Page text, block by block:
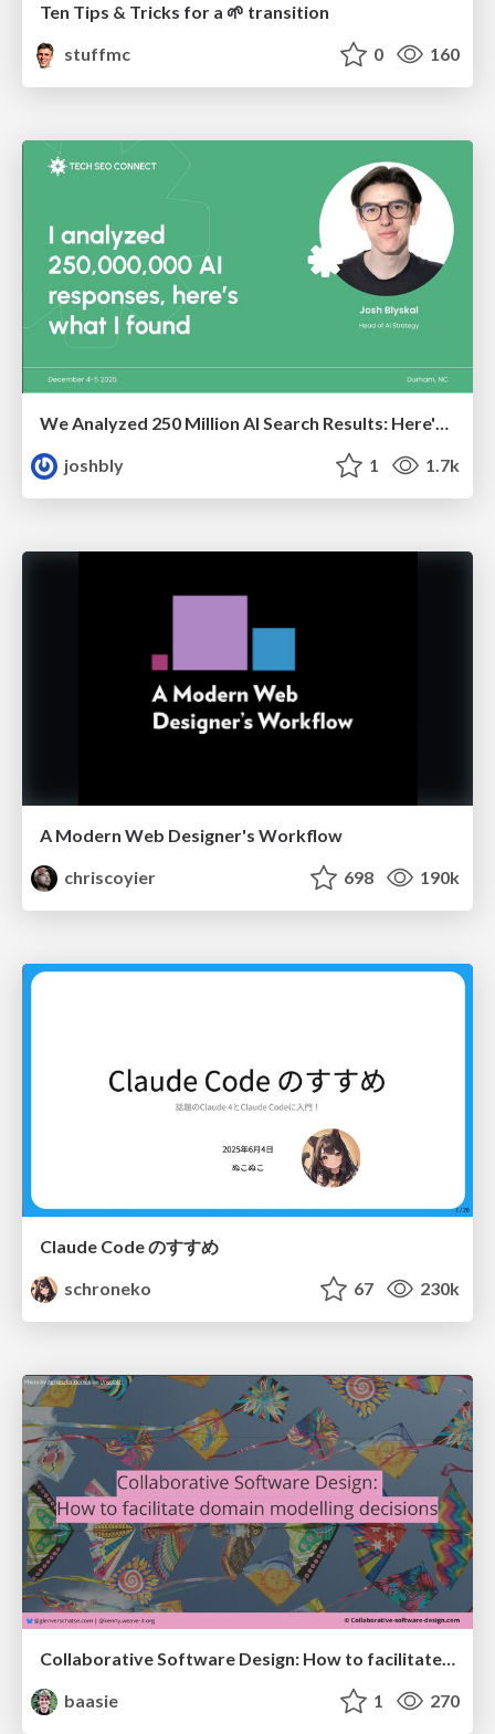
Ten Tips & Tricks for a 🌱 transition
stuffmc
0 160
We Analyzed 250 Million AI Search Results: Here's What I Found
joshbly
1 1.7k
A Modern Web Designer's Workflow
chriscoyier
698 190k
Claude Code のすすめ
schroneko
67 230k
baasie
1 270